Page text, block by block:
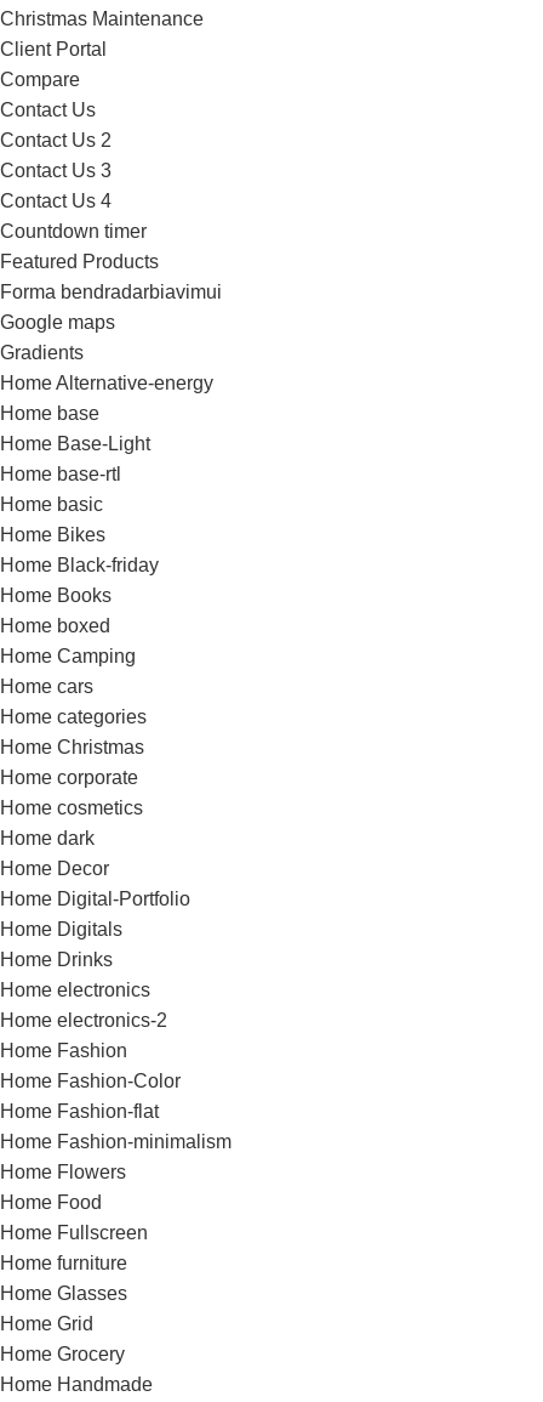
Christmas Maintenance
Client Portal
Compare
Contact Us
Contact Us 2
Contact Us 3
Contact Us 4
Countdown timer
Featured Products
Forma bendradarbiavimui
Google maps
Gradients
Home Alternative-energy
Home base
Home Base-Light
Home base-rtl
Home basic
Home Bikes
Home Black-friday
Home Books
Home boxed
Home Camping
Home cars
Home categories
Home Christmas
Home corporate
Home cosmetics
Home dark
Home Decor
Home Digital-Portfolio
Home Digitals
Home Drinks
Home electronics
Home electronics-2
Home Fashion
Home Fashion-Color
Home Fashion-flat
Home Fashion-minimalism
Home Flowers
Home Food
Home Fullscreen
Home furniture
Home Glasses
Home Grid
Home Grocery
Home Handmade